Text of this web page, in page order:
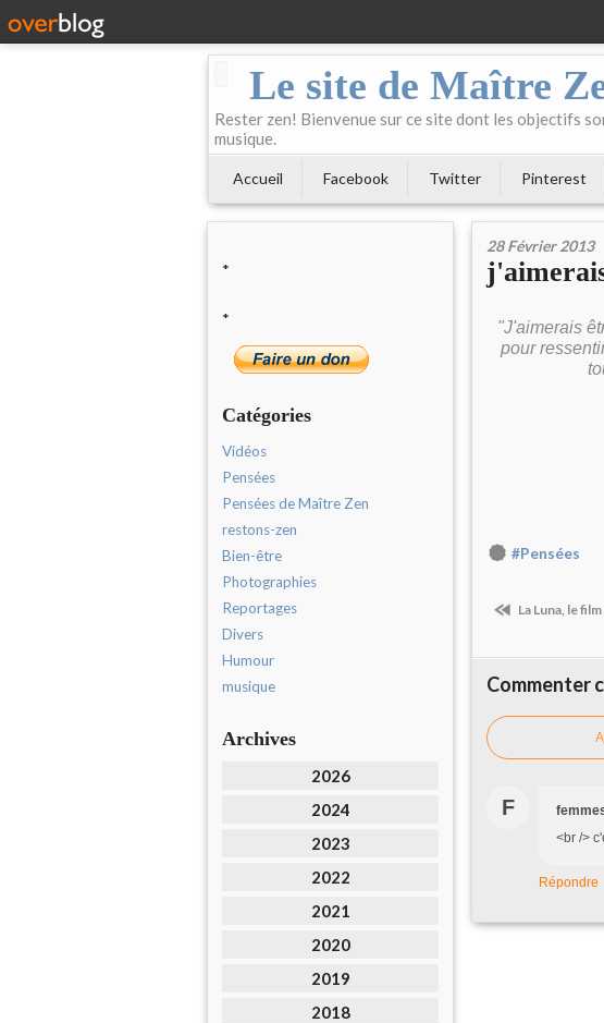
Le site de Maître
Rester zen! Bienvenue sur ce site dont les objectifs
musique.
Accueil Facebook Twitter Pinterest
*
*
Catégories
Vidéos
Pensées
Pensées de Maître Zen
restons-zen
Bien-être
Photographies
Reportages
Divers
Humour
musique
Archives
2026
2024
2023
2022
2021
2020
2019
2018
28 Février 2013
"J'aimerais
pour
#Pensées
La Luna, le
Commenter
F
<br />
Répondre